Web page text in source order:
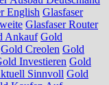
English Glasfaser
Glasfaser Router
Ankauf Gold
Gold Creolen Gold
Investieren Gold
Sinnvoll Gold